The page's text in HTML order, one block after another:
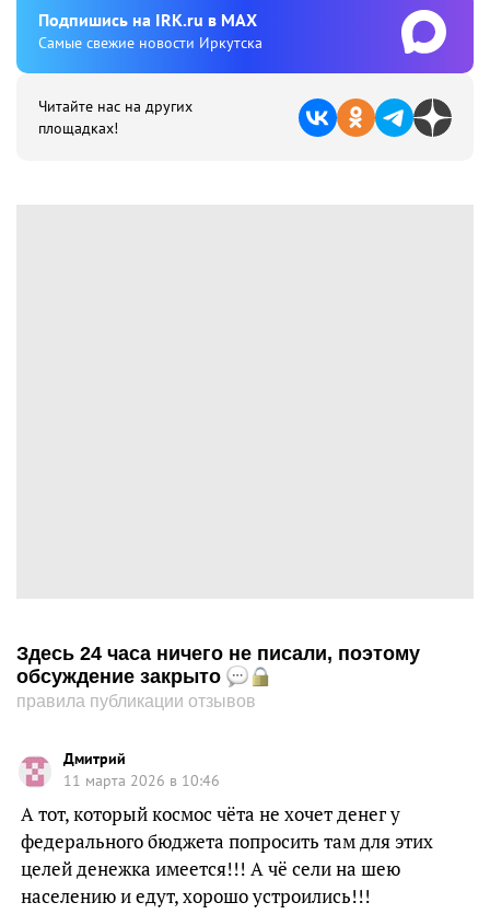
Подпишиcь на IRK.ru в MAX
Cамые свежие новости Иркутска
Читайте нас на других
площадках!
Здесь 24 часа ничего не писали, поэтому
обсуждение закрыто
правила публикации отзывов
Дмитрий
11 марта 2026 в 10:46
А тот, который космос чёта не хочет денег у
федерального бюджета попросить там для этих
целей денежка имеется!!! А чё сели на шею
населению и едут, хорошо устроились!!!